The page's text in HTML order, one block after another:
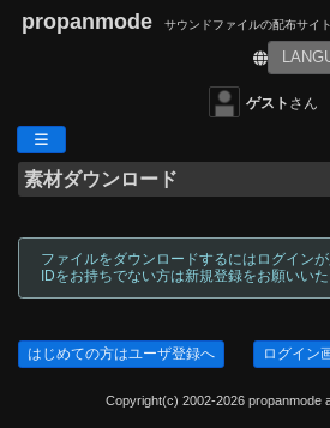
propanmode サウンドファイルの配布サイト
ゲスト さん
素材ダウンロード
ファイルをダウンロードするにはログイン
IDをお持ちでない方は新規登録をお願いいた
はじめての方はユーザ登録へ ログイン
Copyright(c) 2002-2026 propanmode